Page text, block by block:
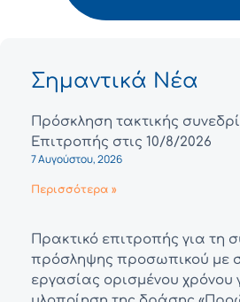
Σημαντικά Νέα
Πρόσκληση τακτικής
Επιτροπής στις 10/8/2026
7 Αυγούστου, 2026
Περισσότερα »
Πρακτικό επιτροπής για τη
πρόσληψης προσωπικού με
εργασίας ορισμένου χρόνου